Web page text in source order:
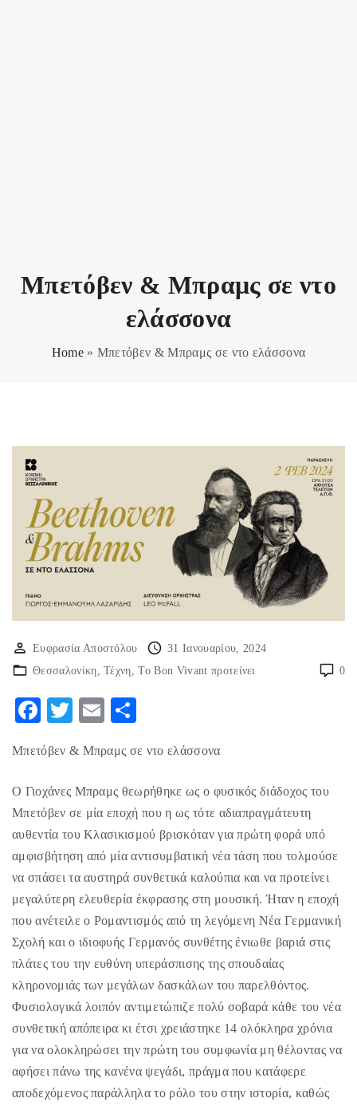
Μπετόβεν & Μπραμς σε ντο
ελάσσονα
Home» Μπετόβεν & Μπραμς σε ντο ελάσσονα
Ευφρασία Αποστόλου
31 Ιανουαρίου, 2024
Θεσσαλονίκη
Τέχνη Το Bon Vivant προτείνει 0
F
eb
o
o
k
T
itt
er
E
ai
l
ρ
α
στ
εί
τε
Μπετόβεν & Μπραμς σε ντο ελάσσονα
Ο Γιοχάνες Μπραμς θεωρήθηκε ως ο φυσικός διάδοχος του
Μπετόβεν σε μία εποχή που η ως τότε αδιαπραγμάτευτη
αυθεντία του Κλασικισμού βρισκόταν για πρώτη φορά υπό
αμφισβήτηση από μία αντισυμβατική νέα τάση που τολμούσε
να σπάσει τα αυστηρά συνθετικά καλούπια και να προτείνει
μεγαλύτερη ελευθερία έκφρασης στη μουσική. Ήταν η εποχή
που ανέτειλε ο Ρομαντισμός από τη λεγόμενη Νέα Γερμανική
Σχολή και ο ιδιοφυής Γερμανός συνθέτης ένιωθε βαριά στις
πλάτες του την ευθύνη υπεράσπισης της σπουδαίας
κληρονομιάς των μεγάλων δασκάλων του παρελθόντος.
Φυσιολογικά λοιπόν αντιμετώπιζε πολύ σοβαρά κάθε του νέα
συνθετική απόπειρα κι έτσι χρειάστηκε 14 ολόκληρα χρόνια
για να ολοκληρώσει την πρώτη του συμφωνία μη θέλοντας να
αφήσει πάνω της κανένα ψεγάδι, πράγμα που κατάφερε
αποδεχόμενος παράλληλα το ρόλο του στην ιστορία, καθώς